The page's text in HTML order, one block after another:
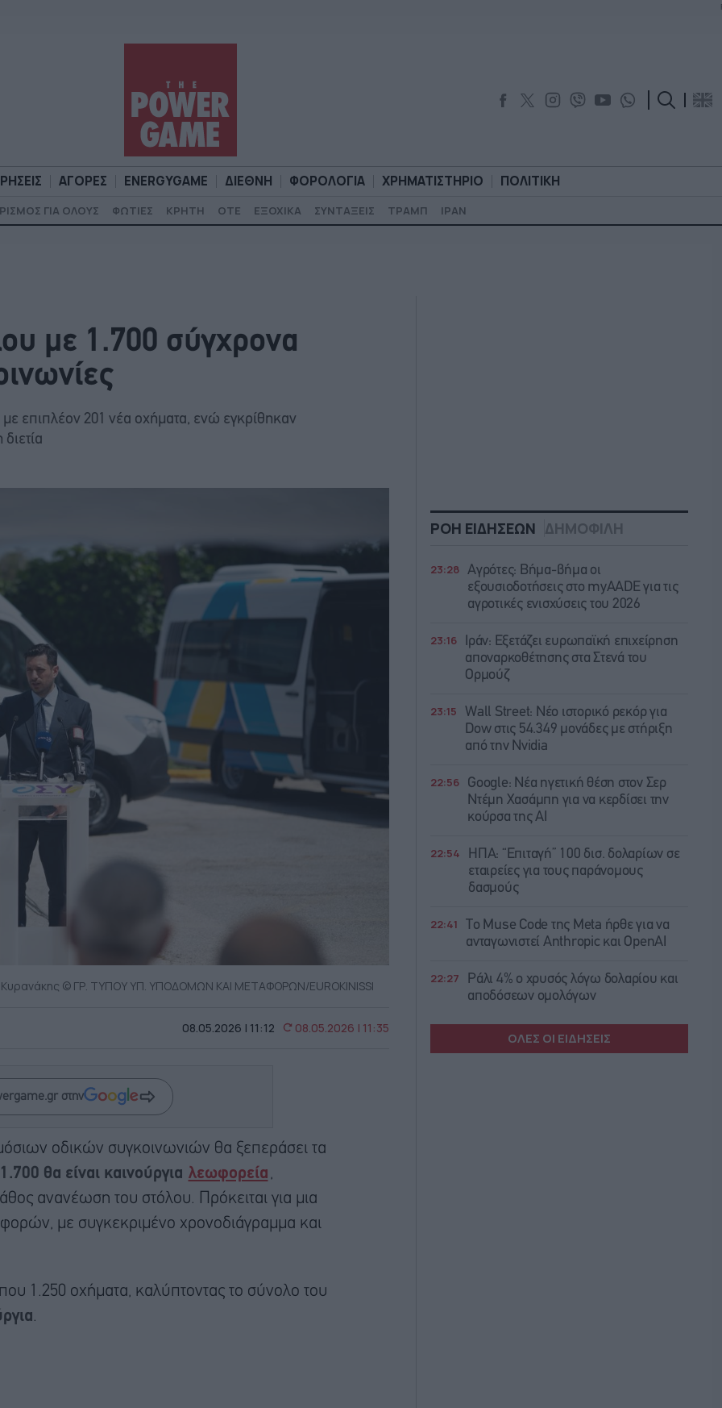
ΑΓΟΡΕΣ ENERGYGAME ΔΙΕΘΝΗ ΦΟΡΟΛΟΓΙΑ ΧΡΗΜΑΤΙΣΤΗΡΙΟ ΠΟΛΙΤΙΚΗ
ΓΙΑ ΟΛΟΥΣ ΦΩΤΙΕΣ ΚΡΗΤΗ ΟΤΕ ΕΞΟΧΙΚΑ ΣΥΝΤΑΞΕΙΣ ΤΡΑΜΠ ΙΡΑΝ
με 1.700 σύγχρονα
επιπλέον 201 νέα οχήματα, ενώ εγκρίθηκαν
© ΓΡ. ΤΥΠΟΥ ΥΠ. ΥΠΟΔΟΜΩΝ ΚΑΙ ΜΕΤΑΦΟΡΩΝ/EUROKINISSI
08.05.2026 | 11:12 08.05.2026 | 11:35
στην
οδικών συγκοινωνιών θα ξεπεράσει τα
1.700 θα είναι καινούργια λεωφορεία
ανανέωση του στόλου. Πρόκειται για μια
με συγκεκριμένο χρονοδιάγραμμα και
1.250 οχήματα, καλύπτοντας το σύνολο του
.
ΡΟΗ ΕΙΔΗΣΕΩΝ ΔΗΜΟΦΙΛΗ
23:28 Αγρότες: Βήμα-βήμα οι
εξουσιοδοτήσεις στο myAADE για τις
αγροτικές ενισχύσεις του 2026
23:16
Ιράν: Eξετάζει ευρωπαϊκή επιχείρηση
αποναρκοθέτησης στα Στενά του
Ορμούζ
23:15
Wall Street: Νέο ιστορικό ρεκόρ για
Dow στις 54.349 μονάδες με στήριξη
από την Nvidia
22:56
Google: Νέα ηγετική θέση στον Σερ
Ντέμη Χασάμπη για να κερδίσει την
κούρσα της ΑΙ
22:54
ΗΠΑ: “Επιταγή” 100 δισ. δολαρίων σε
εταιρείες για τους παράνομους
δασμούς
22:41
Το Muse Code της Meta ήρθε για να
ανταγωνιστεί Anthropic και OpenAI
22:27
Ράλι 4% ο χρυσός λόγω δολαρίου και
αποδόσεων ομολόγων
ΟΛΕΣ ΟΙ ΕΙΔΗΣΕΙΣ